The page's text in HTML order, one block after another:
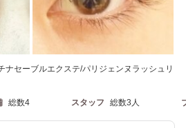
ナセーブルエクステ/パリジェンヌラッシュリ
総数4 スタッフ 総数3人